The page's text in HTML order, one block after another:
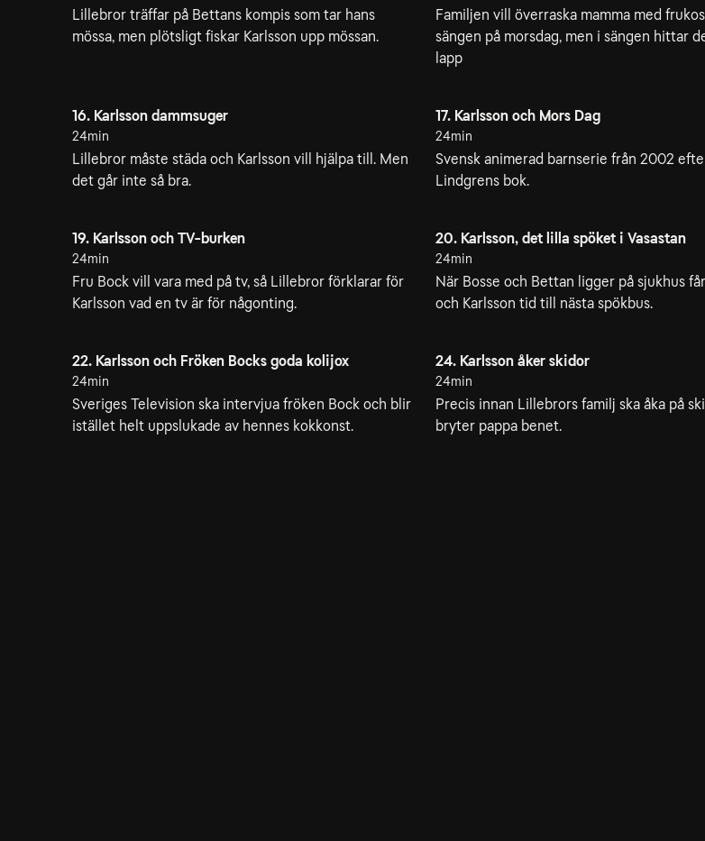
Lillebror träffar på Bettans kompis som tar hans
mössa, men plötsligt fiskar Karlsson upp mössan.
Familjen vill överraska mamma med
sängen på morsdag, men i sängen hittar
lapp
16. Karlsson dammsuger
24min
Lillebror måste städa och Karlsson vill hjälpa till. Men
det går inte så bra.
17. Karlsson och Mors Dag
24min
Svensk animerad barnserie från 2002
Lindgrens bok.
19. Karlsson och TV-burken
24min
Fru Bock vill vara med på tv, så Lillebror förklarar för
Karlsson vad en tv är för någonting.
20. Karlsson, det lilla spöket i Vasastan
24min
När Bosse och Bettan ligger på sjukhus
och Karlsson tid till nästa spökbus.
22. Karlsson och Fröken Bocks goda kolijox
24min
Sveriges Television ska intervjua fröken Bock och blir
istället helt uppslukade av hennes kokkonst.
24. Karlsson åker skidor
24min
Precis innan Lillebrors familj ska åka på
bryter pappa benet.